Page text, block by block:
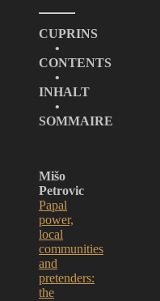
CUPRINS
•
CONTENTS
•
INHALT
•
SOMMAIRE
Mišo
Petrovic
Papal
power,
local
communities
and
pretenders:
the